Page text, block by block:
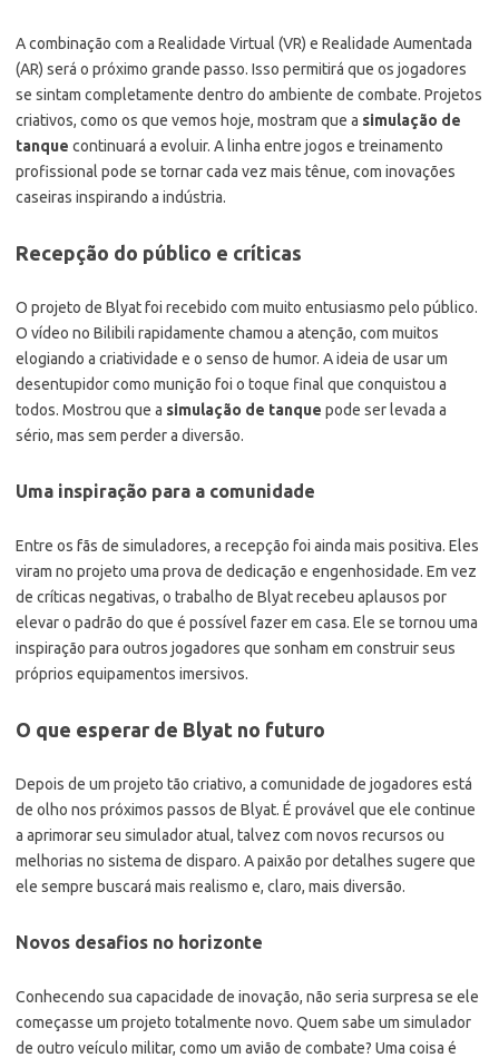
A combinação com a Realidade Virtual (VR) e Realidade Aumentada
(AR) será o próximo grande passo. Isso permitirá que os jogadores
se sintam completamente dentro do ambiente de combate. Projetos
criativos, como os que vemos hoje, mostram que a simulação de
tanque continuará a evoluir. A linha entre jogos e treinamento
profissional pode se tornar cada vez mais tênue, com inovações
caseiras inspirando a indústria.
Recepção do público e críticas
O projeto de Blyat foi recebido com muito entusiasmo pelo público.
O vídeo no Bilibili rapidamente chamou a atenção, com muitos
elogiando a criatividade e o senso de humor. A ideia de usar um
desentupidor como munição foi o toque final que conquistou a
todos. Mostrou que a simulação de tanque pode ser levada a
sério, mas sem perder a diversão.
Uma inspiração para a comunidade
Entre os fãs de simuladores, a recepção foi ainda mais positiva. Eles
viram no projeto uma prova de dedicação e engenhosidade. Em vez
de críticas negativas, o trabalho de Blyat recebeu aplausos por
elevar o padrão do que é possível fazer em casa. Ele se tornou uma
inspiração para outros jogadores que sonham em construir seus
próprios equipamentos imersivos.
O que esperar de Blyat no futuro
Depois de um projeto tão criativo, a comunidade de jogadores está
de olho nos próximos passos de Blyat. É provável que ele continue
a aprimorar seu simulador atual, talvez com novos recursos ou
melhorias no sistema de disparo. A paixão por detalhes sugere que
ele sempre buscará mais realismo e, claro, mais diversão.
Novos desafios no horizonte
Conhecendo sua capacidade de inovação, não seria surpresa se ele
começasse um projeto totalmente novo. Quem sabe um simulador
de outro veículo militar, como um avião de combate? Uma coisa é